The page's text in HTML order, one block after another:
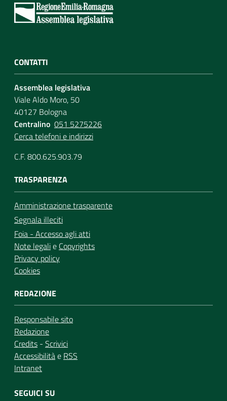
CONTATTI
Assemblea legislativa
Viale Aldo Moro, 50
40127 Bologna
Centralino 051 5275226
Cerca telefoni e indirizzi
C.F. 800.625.903.79
TRASPARENZA
Amministrazione trasparente
Segnala illeciti
Foia - Accesso agli atti
Note legalie Copyrights
Privacy policy
Cookies
REDAZIONE
Responsabile sito
Redazione
Credits - Scrivici
Accessibilitàe RSS
Intranet
SEGUICI SU